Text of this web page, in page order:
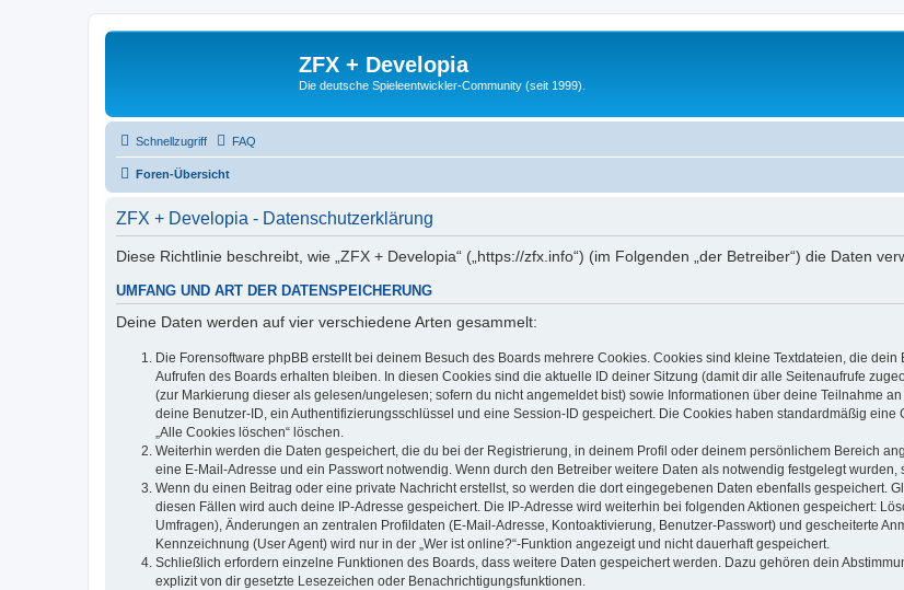
ZFX + Developia
Die deutsche Spieleentwickler-Community (seit 1999).
Schnellzugriff FAQ
Foren-Übersicht
ZFX + Developia - Datenschutzerklärung
Diese Richtlinie beschreibt, wie „ZFX + Developia“ („https://zfx.info“) (im Folgenden „der Betreiber“) die Daten
UMFANG UND ART DER DATENSPEICHERUNG
Deine Daten werden auf vier verschiedene Arten gesammelt:
Die Forensoftware phpBB erstellt bei deinem Besuch des Boards mehrere Cookies. Cookies sind kleine Textdateien, die
Aufrufen des Boards erhalten bleiben. In diesen Cookies sind die aktuelle ID deiner Sitzung (damit dir alle Seitenaufrufe
(zur Markierung dieser als gelesen/ungelesen; sofern du nicht angemeldet bist) sowie Informationen über deine Teilnahme
deine Benutzer-ID, ein Authentifizierungsschlüssel und eine Session-ID gespeichert. Die Cookies haben standardmäßig
„Alle Cookies löschen“ löschen.
Weiterhin werden die Daten gespeichert, die du bei der Registrierung, in deinem Profil oder deinem persönlichem Bereich
eine E-Mail-Adresse und ein Passwort notwendig. Wenn durch den Betreiber weitere Daten als notwendig festgelegt wurden,
Wenn du einen Beitrag oder eine private Nachricht erstellst, so werden die dort eingegebenen Daten ebenfalls gespeichert.
diesen Fällen wird auch deine IP-Adresse gespeichert. Die IP-Adresse wird weiterhin bei folgenden Aktionen gespeichert:
Umfragen), Änderungen an zentralen Profildaten (E-Mail-Adresse, Kontoaktivierung, Benutzer-Passwort) und gescheiterte
Kennzeichnung (User Agent) wird nur in der „Wer ist online?“-Funktion angezeigt und nicht dauerhaft gespeichert.
Schließlich erfordern einzelne Funktionen des Boards, dass weitere Daten gespeichert werden. Dazu gehören dein
explizit von dir gesetzte Lesezeichen oder Benachrichtigungsfunktionen.